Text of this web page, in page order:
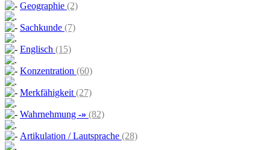
Geographie (2)
Sachkunde (7)
Englisch (15)
Konzentration (60)
Merkfähigkeit (27)
Wahrnehmung -» (82)
Artikulation / Lautsprache (28)